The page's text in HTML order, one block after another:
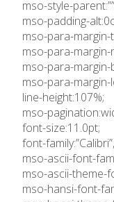
mso-style-
mso-padding-
mso-para-margin-
mso-para-margin-
mso-para-
mso-para-margin-
line-height:107%;
mso-
font-size:11.0pt;
font-
mso-ascii-font-
mso-ascii-theme-
mso-hansi-font-